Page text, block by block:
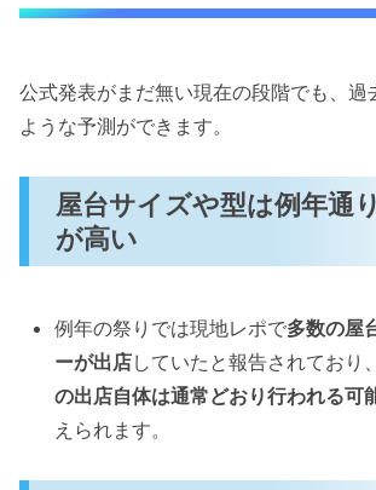
公式発表がまだ無い現在の段階でも、過
ような予測ができます。
屋台サイズや型は例年通
が高い
例年の祭りでは現地レポで多数の屋
ーが出店していたと報告されており
の出店自体は通常どおり行われる可
えられます。